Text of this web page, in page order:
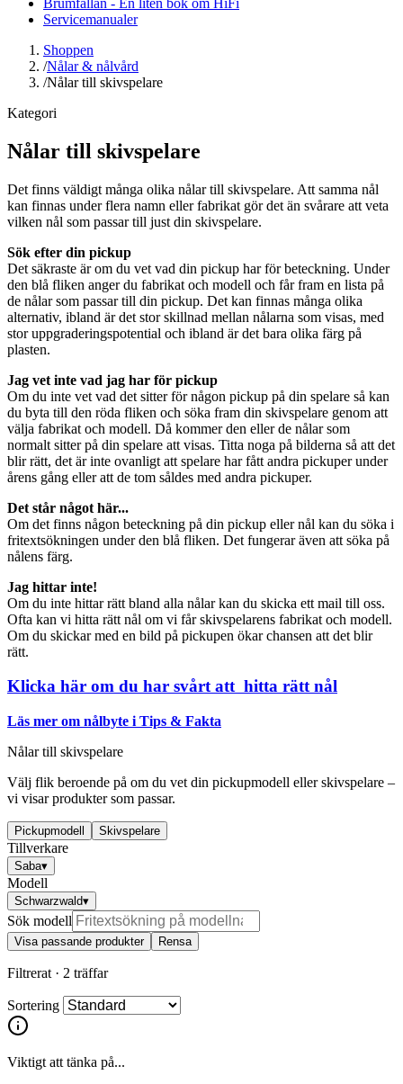
Servicemanualer
Shoppen
/Nålar & nålvård
/Nålar till skivspelare
Kategori
Nålar till skivspelare
Det finns väldigt många olika nålar till skivspelare. Att samma nål
kan finnas under flera namn eller fabrikat gör det än svårare att veta
vilken nål som passar till just din skivspelare.
Sök efter din pickup
Det säkraste är om du vet vad din pickup har för beteckning. Under
den blå fliken anger du fabrikat och modell och får fram en lista på
de nålar som passar till din pickup. Det kan finnas många olika
alternativ, ibland är det stor skillnad mellan nålarna som visas, med
stor uppgraderingspotential och ibland är det bara olika färg på
plasten.
Jag vet inte vad jag har för pickup
Om du inte vet vad det sitter för någon pickup på din spelare så kan
du byta till den röda fliken och söka fram din skivspelare genom att
välja fabrikat och modell. Då kommer den eller de nålar som
normalt sitter på din spelare att visas. Titta noga på bilderna så att det
blir rätt, det är inte ovanligt att spelare har fått andra pickuper under
årens gång eller att de tom såldes med andra pickuper.
Det står något här...
Om det finns någon beteckning på din pickup eller nål kan du söka i
fritextsökningen under den blå fliken. Det fungerar även att söka på
nålens färg.
Jag hittar inte!
Om du inte hittar rätt bland alla nålar kan du skicka ett mail till oss.
Ofta kan vi hitta rätt nål om vi får skivspelarens fabrikat och modell.
Om du skickar med en bild på pickupen ökar chansen att det blir
rätt.
Klicka här om du har svårt att hitta rätt nål
Läs mer om nålbyte i Tips & Fakta
Nålar till skivspelare
Välj flik beroende på om du vet din pickupmodell eller skivspelare –
vi visar produkter som passar.
Pickupmodell Skivspelare
Tillverkare
Saba▾
Modell
Schwarzwald▾
Sök modell
Visa passande produkter Rensa
Filtrerat · 2 träffar
Sortering
Viktigt att tänka på...